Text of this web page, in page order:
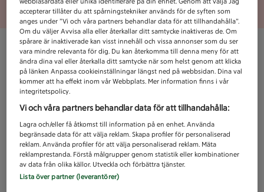
Unknown error
accepterar tillåter du att spårningstekniker används för de syften som
anges under ”Vi och våra partners behandlar data för att tillhandahålla”.
Om du väljer Avvisa alla eller återkallar ditt samtycke inaktiveras de. Om
spårare är inaktiverade kan visst innehåll och vissa annonser som du ser
vara mindre relevanta för dig. Du kan återkomma till denna meny för att
ändra dina val eller återkalla ditt samtycke när som helst genom att klicka
på länken Anpassa cookieinställningar längst ned på webbsidan. Dina val
kommer att ha effekt inom vår Webbplats. Mer information finns i vår
integritetspolicy.
Vi och våra partners behandlar data för att tillhandahålla:
Lagra och/eller få åtkomst till information på en enhet. Använda
begränsade data för att välja reklam. Skapa profiler för personaliserad
reklam. Använda profiler för att välja personaliserad reklam. Mäta
reklamprestanda. Förstå målgrupper genom statistik eller kombinationer
av data från olika källor. Utveckla och förbättra tjänster.
Lista över partner (leverantörer)